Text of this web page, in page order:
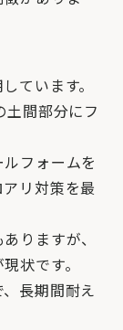
ています。
間部分にフ
フォームを
リ対策を最
りますが、
状です。
長期間耐え